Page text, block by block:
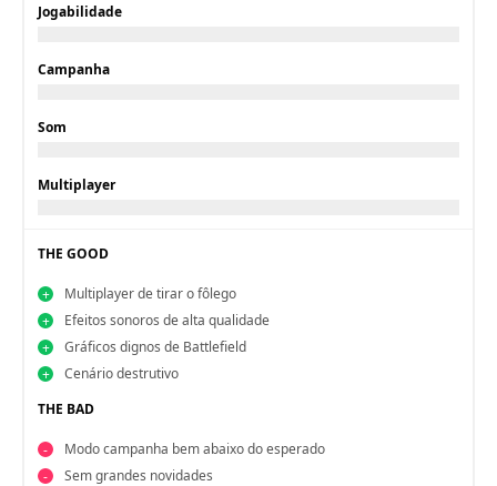
Jogabilidade
Campanha
Som
Multiplayer
THE GOOD
Multiplayer de tirar o fôlego
Efeitos sonoros de alta qualidade
Gráficos dignos de Battlefield
Cenário destrutivo
THE BAD
Modo campanha bem abaixo do esperado
Sem grandes novidades